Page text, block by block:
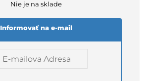
Nie je na sklade
Informovať na e-mail